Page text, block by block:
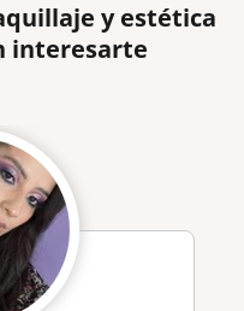
y estética
interesarte